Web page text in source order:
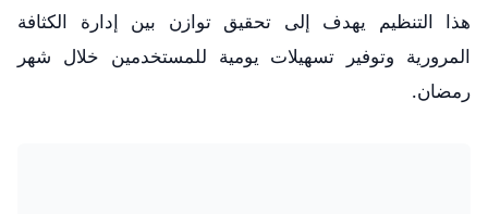
هذا التنظيم يهدف إلى تحقيق توازن بين إدارة الكثافة
المرورية وتوفير تسهيلات يومية للمستخدمين خلال شهر
رمضان.